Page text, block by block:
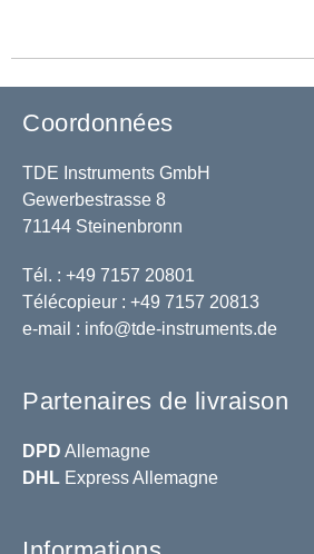
Coordonnées
TDE Instruments GmbH
Gewerbestrasse 8
71144 Steinenbronn
Tél. : +49 7157 20801
Télécopieur : +49 7157 20813
e-mail : info@tde-instruments.de
Partenaires de livraison
DPD Allemagne
DHL Express Allemagne